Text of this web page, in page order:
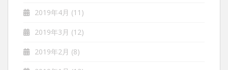
2019年4月 (11)
2019年3月 (12)
2019年2月 (8)